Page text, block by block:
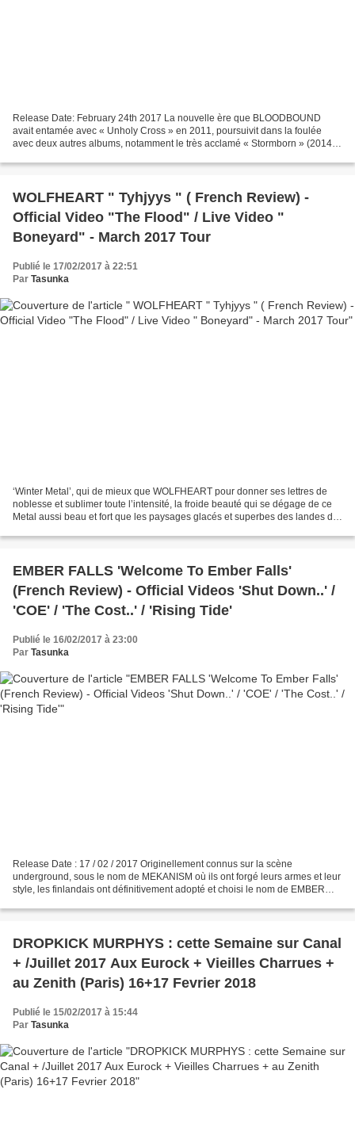
Release Date: February 24th 2017 La nouvelle ère que BLOODBOUND
avait entamée avec « Unholy Cross » en 2011, poursuivit dans la foulée
avec deux autres albums, notamment le très acclamé « Stormborn » (2014),
WOLFHEART " Tyhjyys " ( French Review) -
Official Video "The Flood" / Live Video "
Boneyard" - March 2017 Tour
Publié le 17/02/2017 à 22:51
Par Tasunka
‘Winter Metal’, qui de mieux que WOLFHEART pour donner ses lettres de
noblesse et sublimer toute l’intensité, la froide beauté qui se dégage de ce
Metal aussi beau et fort que les paysages glacés et superbes des landes du
EMBER FALLS 'Welcome To Ember Falls'
(French Review) - Official Videos 'Shut Down..' /
'COE' / 'The Cost..' / 'Rising Tide'
Publié le 16/02/2017 à 23:00
Par Tasunka
Release Date : 17 / 02 / 2017 Originellement connus sur la scène
underground, sous le nom de MEKANISM où ils ont forgé leurs armes et leur
style, les finlandais ont définitivement adopté et choisi le nom de EMBER
DROPKICK MURPHYS : cette Semaine sur Canal
+ /Juillet 2017 Aux Eurock + Vieilles Charrues +
au Zenith (Paris) 16+17 Fevrier 2018
Publié le 15/02/2017 à 15:44
Par Tasunka